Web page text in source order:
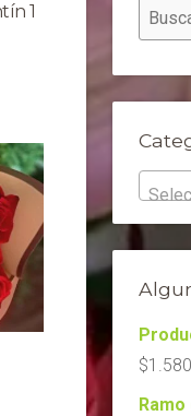
1
$